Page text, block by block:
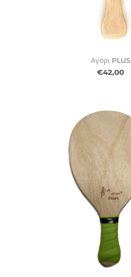
Αγόρι PLUS
€42,00